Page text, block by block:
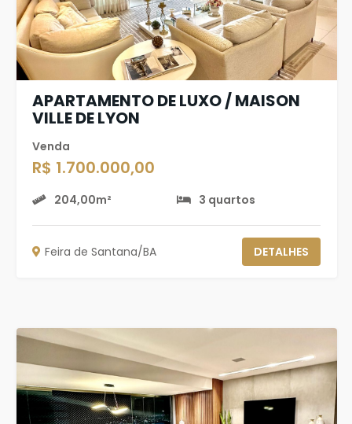
APARTAMENTO DE LUXO / MAISON
VILLE DE LYON
Venda
R$ 1.700.000,00
204,00m² 3 quartos
Feira de Santana/BA DETALHES